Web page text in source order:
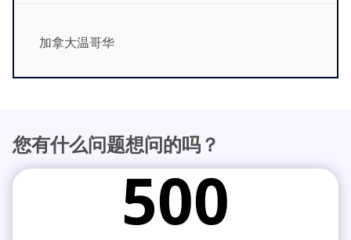
模型对象
钢节点有限元分析
使用CBFEM设计和分析钢连接，符合EN 1993‑1‑8和
AISC 360标准，完全集成在RFEM 6中，以加快和提高
结构工作的准确性。
加拿大温哥华
您有什么问题想问的吗？